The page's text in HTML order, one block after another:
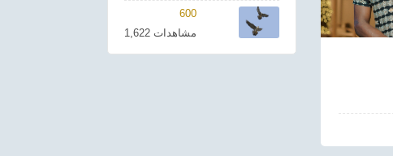
600
1,622 مشاهدات